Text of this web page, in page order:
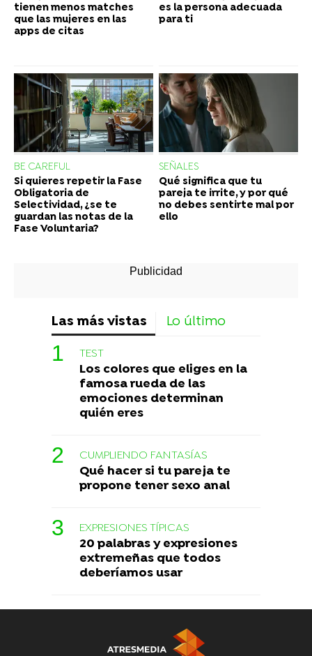
tienen menos matches
que las mujeres en las
apps de citas
es la persona adecuada
para ti
BE CAREFUL
Si quieres repetir la Fase
Obligatoria de
Selectividad, ¿se te
guardan las notas de la
Fase Voluntaria?
SEÑALES
Qué significa que tu
pareja te irrite, y por qué
no debes sentirte mal por
ello
Las más vistas Lo último
TEST
Los colores que eliges en la
famosa rueda de las
emociones determinan
quién eres
CUMPLIENDO FANTASÍAS
Qué hacer si tu pareja te
propone tener sexo anal
EXPRESIONES TÍPICAS
20 palabras y expresiones
extremeñas que todos
deberíamos usar